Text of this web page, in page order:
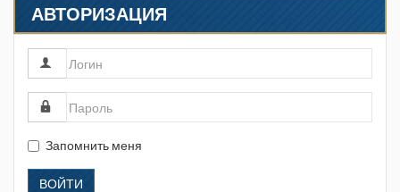
АВТОРИЗАЦИЯ
Запомнить меня
ВОЙТИ